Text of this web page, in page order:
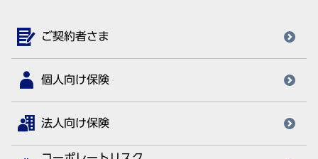
ご契約者さま
個人向け保険
法人向け保険